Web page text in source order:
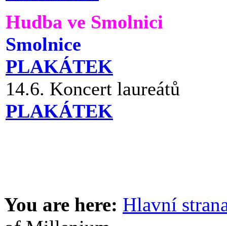
Hudba ve Smolnici
Smolnice
PLAKÁTEK
14.6. Koncert laureátů
PLAKÁTEK
You are here: Hlavní